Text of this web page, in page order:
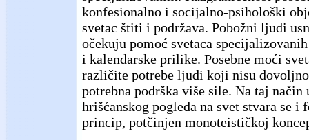
konfesionalno i socijalno-psihološki
svetac štiti i podržava. Pobožni ljudi
očekuju pomoć svetaca
i kalendarske prilike. Posebne moći
različite potrebe ljudi koji nisu
potrebna podrška više sile. Na taj
hrišćanskog pogleda na svet stvara se
princip, potčinjen monoteističkoj